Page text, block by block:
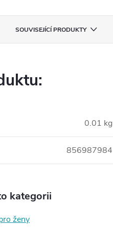
SOUVISEJÍCÍ PRODUKTY
0.01 kg
856987984
kategorii
ženy